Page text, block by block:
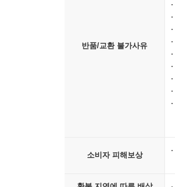
반품/교환 불가사유
소비자 피해보상